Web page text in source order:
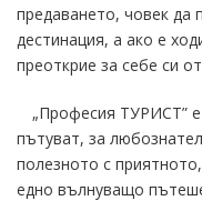
предаването, човек да
дестинация, а ако е
преоткрие за себе си
„Професия ТУРИСТ”
пътуват, за
полезното с
едно вълнуващо